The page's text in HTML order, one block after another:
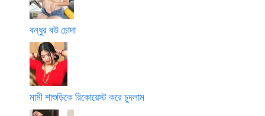
বন্ধুর বউ চোদা
মামী শাশুড়িকে রিকোয়েস্ট করে চুদলাম